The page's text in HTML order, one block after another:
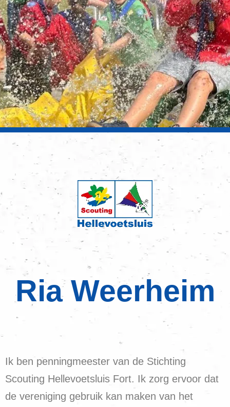
Ria Weerheim
Ik ben penningmeester van de Stichting
Scouting Hellevoetsluis Fort. Ik zorg ervoor dat
de vereniging gebruik kan maken van het